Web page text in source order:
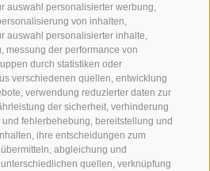
auswahl personalisierter werbung,
von inhalten,
auswahl personalisierter inhalte,
messung der performance von
durch statistiken oder
verschiedenen quellen, entwicklung
verwendung reduzierter daten zur
der sicherheit, verhinderung
fehlerbehebung, bereitstellung und
ihre entscheidungen zum
abgleichung und
quellen, verknüpfung